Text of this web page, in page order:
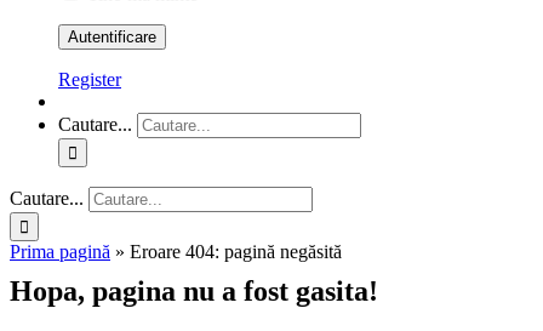
Register
Cautare...
Cautare...
Prima pagină » Eroare 404: pagină negăsită
Hopa, pagina nu a fost gasita!